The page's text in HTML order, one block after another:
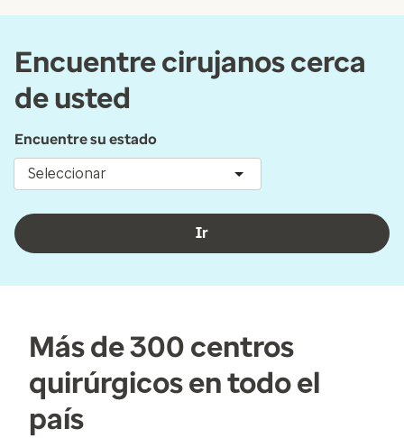
Encuentre cirujanos cerca
de usted
Encuentre su estado
Seleccionar
Ir
Más de 300 centros
quirúrgicos en todo el
país